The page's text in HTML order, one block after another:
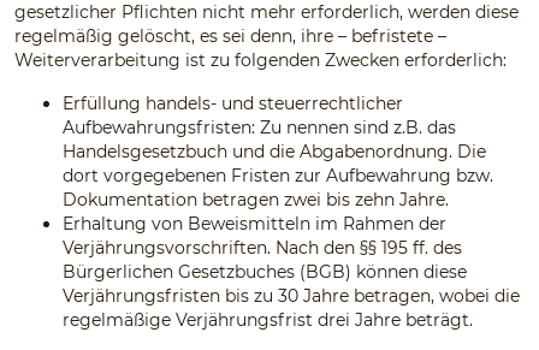
gesetzlicher Pflichten nicht mehr erforderlich, werden diese
regelmäßig gelöscht, es sei denn, ihre – befristete –
Weiterverarbeitung ist zu folgenden Zwecken erforderlich:
Erfüllung handels- und steuerrechtlicher
Aufbewahrungsfristen: Zu nennen sind z.B. das
Handelsgesetzbuch und die Abgabenordnung. Die
dort vorgegebenen Fristen zur Aufbewahrung bzw.
Dokumentation betragen zwei bis zehn Jahre.
Erhaltung von Beweismitteln im Rahmen der
Verjährungsvorschriften. Nach den §§ 195 ff. des
Bürgerlichen Gesetzbuches (BGB) können diese
Verjährungsfristen bis zu 30 Jahre betragen, wobei die
regelmäßige Verjährungsfrist drei Jahre beträgt.